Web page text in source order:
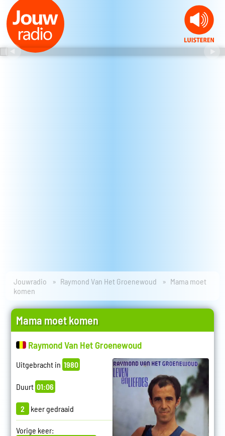
Jouwradio Raymond Van Het Groenewoud
Mama moet
komen
Mama moet komen
Raymond Van Het Groenewoud
Uitgebracht in 1980
Duurt 01:06
2 keer gedraaid
Vorige keer: